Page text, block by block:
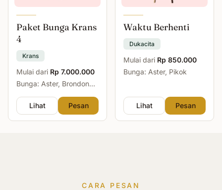
Paket Bunga Krans
4
Krans
Mulai dari Rp 7.000.000
Bunga: Aster, Brondong,
Lihat
Pesan
Waktu Berhenti
Dukacita
Mulai dari Rp 850.000
Bunga: Aster, Pikok
Lihat Pesan
CARA PESAN